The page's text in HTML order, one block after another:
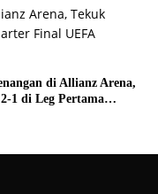
di Allianz Arena,
1 di Leg Pertama